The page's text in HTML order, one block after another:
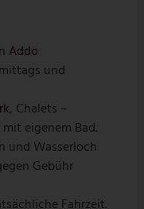
Addo
und
, Chalets –
eigenem Bad.
und Wasserloch
Gebühr
Fahrzeit.